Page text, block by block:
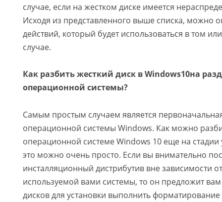
случае, если на жестком диске имеется
Исходя из представленного выше списка, можно
действий, который будет использоваться в том
случае.
Как разбить жесткий диск в Windows10на
операционной системы?
Самым простым случаем является
операционной системы Windows. Как можно
операционной системе Windows 10 еще на стадии
это можно очень просто. Если вы внимательно
инсталляционный дистрибутив вне зависимости
используемой вами системы, то он предложит
дисков для установки выполнить